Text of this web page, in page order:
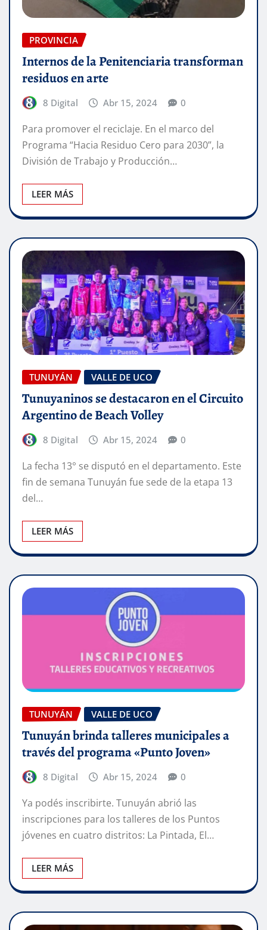
PROVINCIA
Internos de la Penitenciaria transforman
residuos en arte
8 Digital Abr 15, 2024 0
Para promover el reciclaje. En el marco del
Programa “Hacia Residuo Cero para 2030”, la
División de Trabajo y Producción…
LEER MÁS
TUNUYÁN VALLE DE UCO
Tunuyaninos se destacaron en el Circuito
Argentino de Beach Volley
8 Digital Abr 15, 2024 0
La fecha 13° se disputó en el departamento. Este
fin de semana Tunuyán fue sede de la etapa 13
del…
LEER MÁS
TUNUYÁN VALLE DE UCO
Tunuyán brinda talleres municipales a
través del programa «Punto Joven»
8 Digital Abr 15, 2024 0
Ya podés inscribirte. Tunuyán abrió las
inscripciones para los talleres de los Puntos
jóvenes en cuatro distritos: La Pintada, El…
LEER MÁS